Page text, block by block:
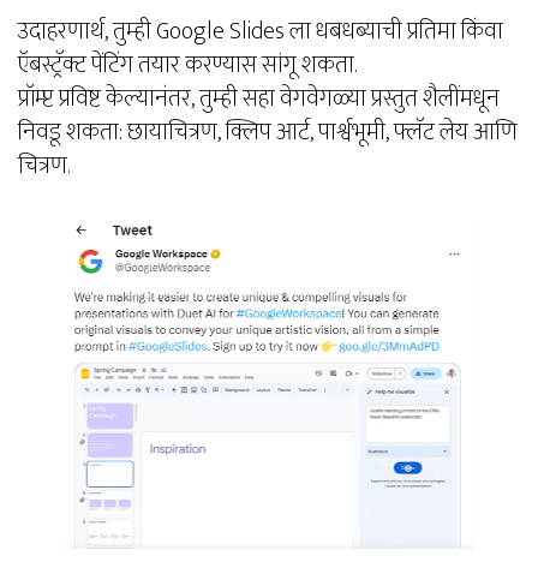
उदाहरणार्थ, तुम्ही Google Slides ला धबधब्याची प्रतिमा किंवा
ऍबस्ट्रॅक्ट पेंटिंग तयार करण्यास सांगू शकता.
प्रॉम्प्ट प्रविष्ट केल्यानंतर, तुम्ही सहा वेगवेगळ्या प्रस्तुत शैलींमधून
निवडू शकता: छायाचित्रण, क्लिप आर्ट, पार्श्वभूमी, फ्लॅट लेय आणि
चित्रण.